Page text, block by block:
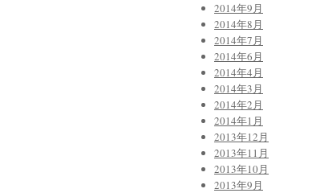
2014年9月
2014年8月
2014年7月
2014年6月
2014年4月
2014年3月
2014年2月
2014年1月
2013年12月
2013年11月
2013年10月
2013年9月